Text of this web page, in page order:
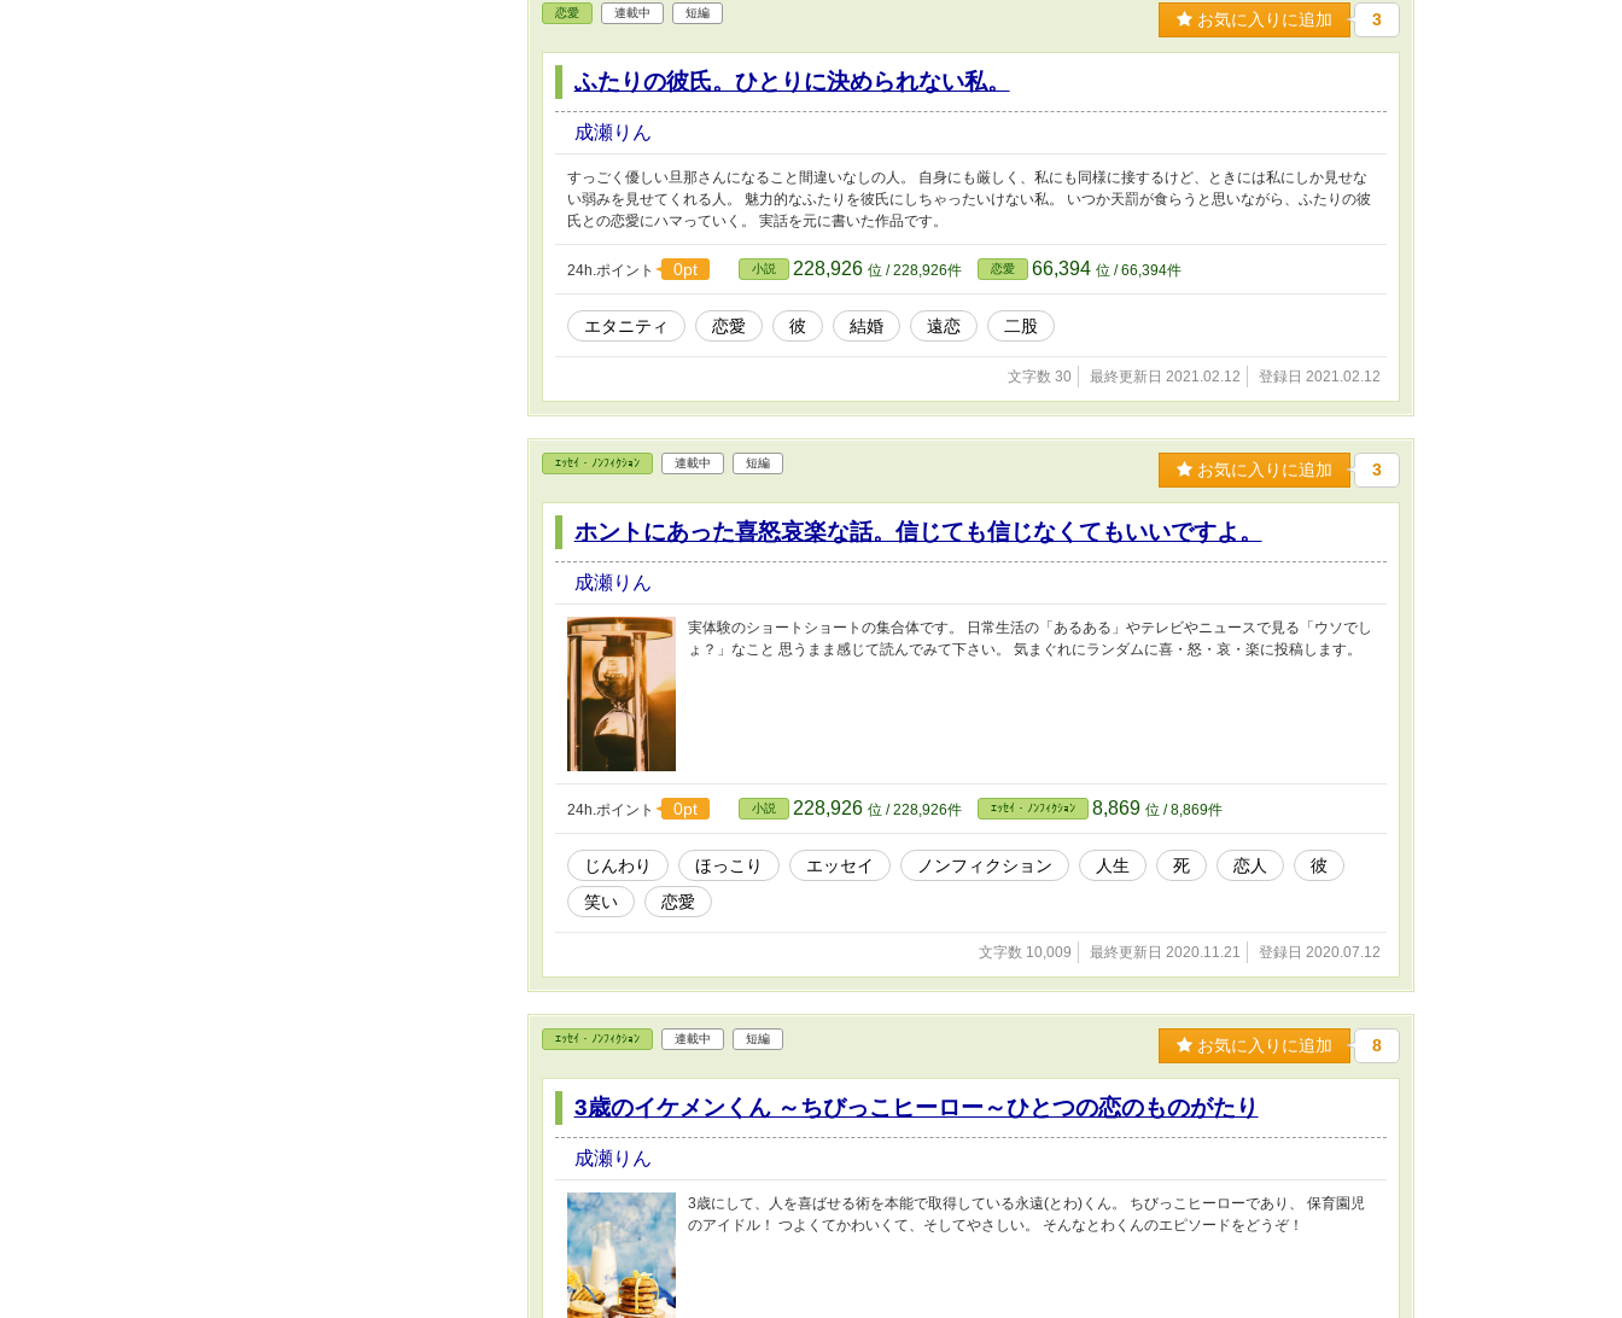
恋愛 連載中 短編 お気に入りに追加 3
ふたりの彼氏。ひとりに決められない私。
成瀬りん
すっごく優しい旦那さんになること間違いなしの人。 自身にも厳しく、私にも同様に接するけど、ときには私にしか見せな
い弱みを見せてくれる人。 魅力的なふたりを彼氏にしちゃったいけない私。 いつか天罰が食らうと思いながら、ふたりの彼
氏との恋愛にハマっていく。 実話を元に書いた作品です。
24h.ポイント 0pt 小説 228,926 位 / 228,926件 恋愛 66,394 位 / 66,394件
エタニティ 恋愛 彼 結婚 遠恋 二股
文字数 30 最終更新日 2021.02.12 登録日 2021.02.12
ｴｯｾｲ・ﾉﾝﾌｨｸｼｮﾝ 連載中 短編 お気に入りに追加 3
ホントにあった喜怒哀楽な話。信じても信じなくてもいいですよ。
成瀬りん
実体験のショートショートの集合体です。 日常生活の「あるある」やテレビやニュースで見る「ウソでし
ょ？」なこと 思うまま感じて読んでみて下さい。 気まぐれにランダムに喜・怒・哀・楽に投稿します。
24h.ポイント 0pt 小説 228,926 位 / 228,926件 ｴｯｾｲ・ﾉﾝﾌｨｸｼｮﾝ 8,869 位 / 8,869件
じんわり ほっこり エッセイ ノンフィクション 人生 死 恋人
彼
笑い
恋愛
文字数 10,009 最終更新日 2020.11.21 登録日 2020.07.12
ｴｯｾｲ・ﾉﾝﾌｨｸｼｮﾝ 連載中 短編 お気に入りに追加 8
3歳のイケメンくん ～ちびっこヒーロー～ひとつの恋のものがたり
成瀬りん
3歳にして、人を喜ばせる術を本能で取得している永遠(とわ)くん。 ちびっこヒーローであり、 保育園児
のアイドル！ つよくてかわいくて、そしてやさしい。 そんなとわくんのエピソードをどうぞ！